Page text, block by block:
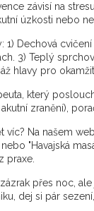
závisí na
úzkosti nebo
1) Dechová
3) Teplý
hlavy pro
který
zranění),
víc? Na našem
nebo "Havajská
praxe.
zázrak přes noc,
dej si pár